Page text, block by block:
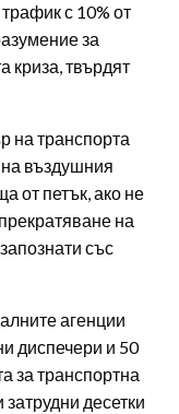
с 10% от
за
криза, твърдят
на транспорта
въздушния
от петък, ако не
на
със
агенции
диспечери и 50
за транспортна
затрудни десетки